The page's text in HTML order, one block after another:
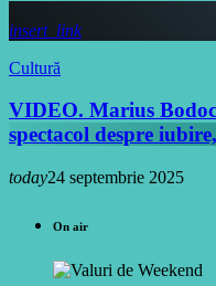
insert_link
Cultură
VIDEO. Marius
spectacol despre
today24 septembrie 2025
On air